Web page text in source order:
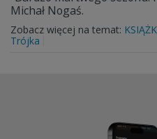
Michał Nogaś.
Zobacz więcej na temat:
Trójka